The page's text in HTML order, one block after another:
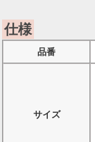
仕様
品番
サイズ